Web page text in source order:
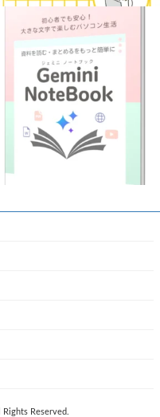
【新講座のお知らせ】
パソコンで学ぶ
「Gemini...
0
Reserved.